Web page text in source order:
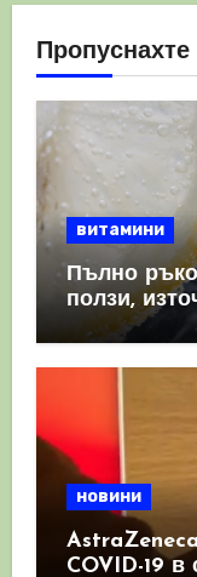
Пропуснахте
витамини
Пълно
ползи,
имунната
новини
COVID-19